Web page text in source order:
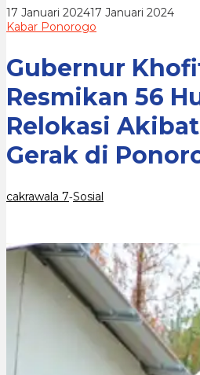
Tanah
Gerak
17 Januari 202417 Januari 2024oleh
Kabar Ponorogo
Gubernur
Resmikan 56
Relokasi
Gerak di
cakrawala 7-Sosial